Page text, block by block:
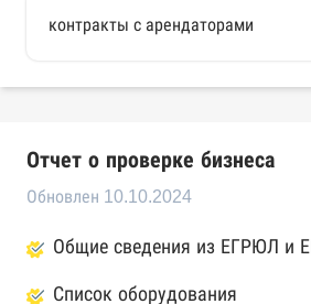
контракты с арендаторами
Отчет о проверке бизнеса
Обновлен 10.10.2024
Общие сведения из ЕГРЮЛ и
Список оборудования